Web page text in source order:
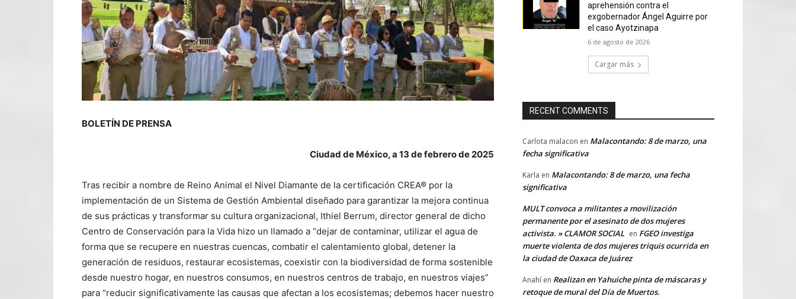
BOLETÍN DE PRENSA
Ciudad de México, a 13 de febrero de 2025
Tras recibir a nombre de Reino Animal el Nivel Diamante de la certificación CREA® por la
implementación de un Sistema de Gestión Ambiental diseñado para garantizar la mejora continua
de sus prácticas y transformar su cultura organizacional, Ithiel Berrum, director general de dicho
Centro de Conservación para la Vida hizo un llamado a “dejar de contaminar, utilizar el agua de
forma que se recupere en nuestras cuencas, combatir el calentamiento global, detener la
generación de residuos, restaurar ecosistemas, coexistir con la biodiversidad de forma sostenible
desde nuestro hogar, en nuestros consumos, en nuestros centros de trabajo, en nuestros viajes”
para “reducir significativamente las causas que afectan a los ecosistemas; debemos hacer nuestro
aprehensión contra el
exgobernador Ángel Aguirre por
el caso Ayotzinapa
6 de agosto de 2026
Cargar más
RECENT COMMENTS
Carlota malacon en Malacontando: 8 de marzo, una
fecha significativa
Karla en Malacontando: 8 de marzo, una fecha
significativa
MULT convoca a militantes a movilización
permanente por el asesinato de dos mujeres
activista. » CLAMOR SOCIAL en FGEO investiga
muerte violenta de dos mujeres triquis ocurrida en
la ciudad de Oaxaca de Juárez
Anahí en Realizan en Yahuiche pinta de máscaras y
retoque de mural del Día de Muertos.